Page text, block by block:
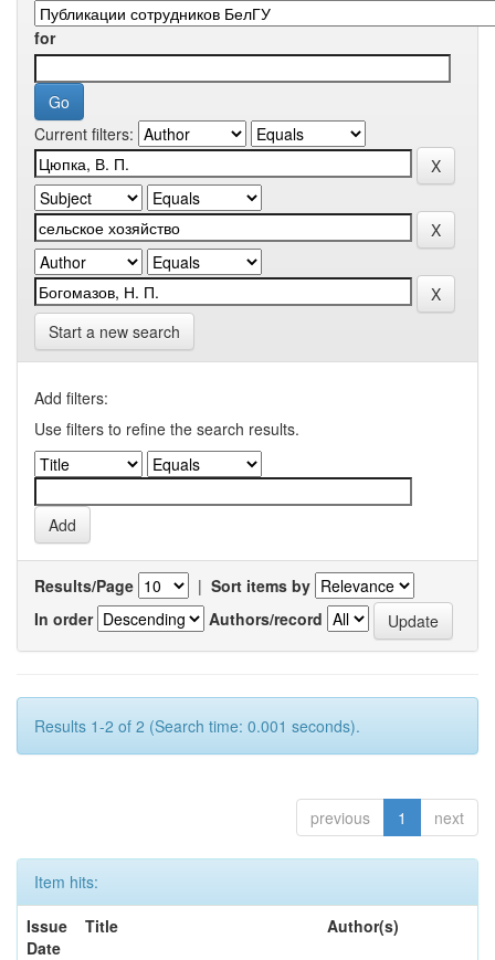
for
Current filters:
Start a new search
Add filters:
Use filters to refine the search results.
Results/Page | Sort items by
In order
Authors/record
Results 1-2 of 2 (Search time: 0.001 seconds).
previous 1 next
Item hits:
Issue
Date
Title Author(s)